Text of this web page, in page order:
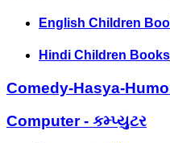
English Children
Hindi Children Books
Comedy-Hasya-
Computer - કમ્પ્યુટર